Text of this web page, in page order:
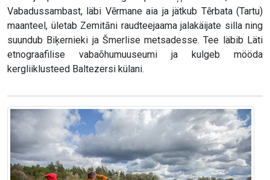
Vabadussambast, läbi Vērmane aia ja jätkub Tērbata (Tartu)
maanteel, ületab Zemitāni raudteejaama jalakäijate silla ning
suundub Biķernieki ja Šmerlise metsadesse. Tee läbib Läti
etnograafilise vabaõhumuuseumi ja kulgeb mööda
kergliiklusteed Baltezersi külani.